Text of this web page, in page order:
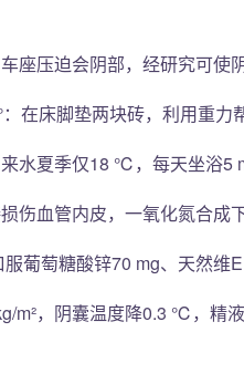
座压迫会阴部，经研究可
：在床脚垫两块砖，利用重
水夏季仅18 ℃，每天坐浴5
伤血管内皮，一氧化氮合成
葡萄糖酸锌70 mg、天然
m²，阴囊温度降0.3 ℃，精